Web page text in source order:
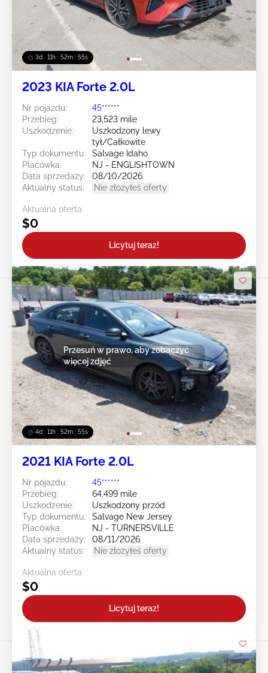
3d : 11h : 52m : 52s
2023 KIA Forte 2.0L
Nr pojazdu:
45******
Przebieg:
23,523 mile
Uszkodzenie:
Uszkodzony lewy
tył/Całkowite
Typ dokumentu:
Salvage Idaho
Placówka:
NJ - ENGLISHTOWN
Data sprzedaży:
08/10/2026
Aktualny status:
Nie złożyłeś oferty
Aktualna oferta:
$0
Licytuj teraz!
4d : 11h : 52m : 52s
Przesuń w prawo, aby zobaczyć
więcej zdjęć
2021 KIA Forte 2.0L
Nr pojazdu:
45******
Przebieg:
64,499 mile
Uszkodzenie:
Uszkodzony przód
Typ dokumentu:
Salvage New Jersey
Placówka:
NJ - TURNERSVILLE
Data sprzedaży:
08/11/2026
Aktualny status:
Nie złożyłeś oferty
Aktualna oferta:
$0
Licytuj teraz!